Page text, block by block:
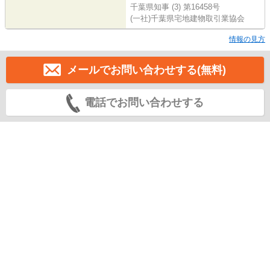
千葉県知事 (3) 第16458号
(一社)千葉県宅地建物取引業協会
情報の見方
メールでお問い合わせする(無料)
電話でお問い合わせする